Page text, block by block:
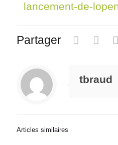
lancement-de-
Partager
tbraud
Articles similaires